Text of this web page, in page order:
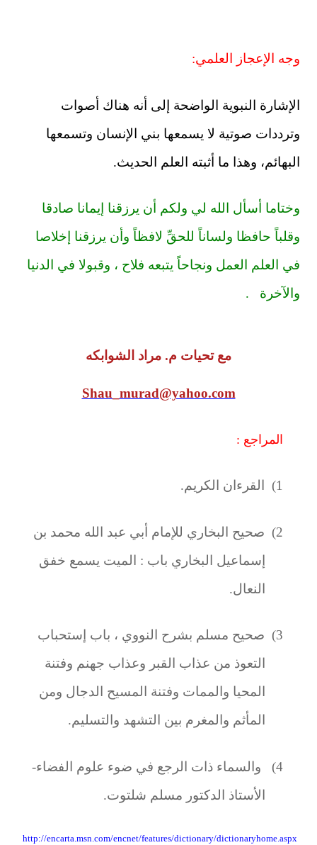
وجه الإعجاز العلمي:
الإشارة النبوية الواضحة إلى أنه هناك أصوات
وترددات صوتية لا يسمعها بني الإنسان وتسمعها
البهائم، وهذا ما أثبته العلم الحديث.
وختاما أسأل الله لي ولكم أن يرزقنا إيمانا صادقا
وقلباً حافظا ولساناً للحقِّ لافظاً وأن يرزقنا إخلاصا
في العلم العمل ونجاحاً يتبعه فلاح ، وقبولا في الدنيا
والآخرة .
مع تحيات م. مراد الشوابكه
Shau_murad@yahoo.com
المراجع :
1) القرءان الكريم.
2)
صحيح البخاري للإمام أبي عبد الله محمد بن
إسماعيل البخاري باب : الميت يسمع خفق
النعال.
3)
صحيح مسلم بشرح النووي ، باب إستحباب
التعوذ من عذاب القبر وعذاب جهنم وفتنة
المحيا والممات وفتنة المسيح الدجال ومن
المأثم والمغرم بين التشهد والتسليم.
4)
والسماء ذات الرجع في ضوء علوم الفضاء-
الأستاذ الدكتور مسلم شلتوت.
http://encarta.msn.com/encnet/features/dictionary/dictionaryhome.aspx